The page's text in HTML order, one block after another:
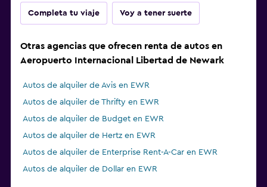
Completa tu viaje Voy a tener suerte
Otras agencias que ofrecen renta de autos en
Aeropuerto Internacional Libertad de Newark
Autos de alquiler de Avis en EWR
Autos de alquiler de Thrifty en EWR
Autos de alquiler de Budget en EWR
Autos de alquiler de Hertz en EWR
Autos de alquiler de Enterprise Rent-A-Car en EWR
Autos de alquiler de Dollar en EWR